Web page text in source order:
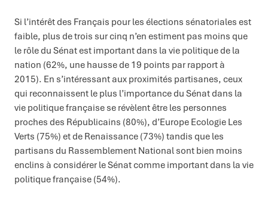
Si l’intérêt des Français pour les élections sénatoriales est
faible, plus de trois sur cinq n’en estiment pas moins que
le rôle du Sénat est important dans la vie politique de la
nation (62%, une hausse de 19 points par rapport à
2015). En s’intéressant aux proximités partisanes, ceux
qui reconnaissent le plus l’importance du Sénat dans la
vie politique française se révèlent être les personnes
proches des Républicains (80%), d’Europe Ecologie Les
Verts (75%) et de Renaissance (73%) tandis que les
partisans du Rassemblement National sont bien moins
enclins à considérer le Sénat comme important dans la vie
politique française (54%).